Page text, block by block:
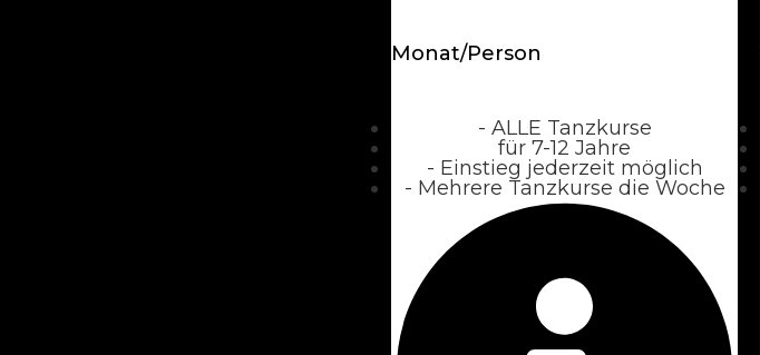
Monat/Person
- ALLE Tanzkurse
für 7-12 Jahre
- Einstieg jederzeit möglich
- Mehrere Tanzkurse die Woche